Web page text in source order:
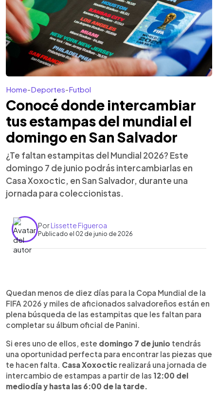
Home-Deportes-Futbol
Conocé donde intercambiar
tus estampas del mundial el
domingo en San Salvador
¿Te faltan estampitas del Mundial 2026? Este
domingo 7 de junio podrás intercambiarlas en
Casa Xoxoctic, en San Salvador, durante una
jornada para coleccionistas.
PorLissette Figueroa
Publicado el 02 de junio de 2026
Escuchar artículo
A pocos días del inicio de la Copa Mundial de la
FIFA 2026, los coleccionistas salvadoreños
tendrán una nueva oportunidad para completar su
álbum oficial de Panini. Casa Xoxoctic realizará una
jornada de intercambio de estampitas este
domingo 7 de junio, desde las 12:00 p.m. hasta las
6:00 p.m., en sus instalaciones ubicadas sobre la
avenida Tres Gardenias, en San Salvador. El
espacio cultural invita a aficionados de todas las
edades a llevar sus repetidas y buscar las que aún
les faltan. El álbum oficial del Mundial 2026 cuenta
Quedan menos de diez días para la Copa Mundial de la
FIFA 2026 y miles de aficionados salvadoreños están en
plena búsqueda de las estampitas que les faltan para
completar su álbum oficial de Panini.
Si eres uno de ellos, este domingo 7 de junio tendrás
una oportunidad perfecta para encontrar las piezas que
te hacen falta. Casa Xoxoctic realizará una jornada de
intercambio de estampas a partir de las 12:00 del
mediodía y hasta las 6:00 de la tarde.